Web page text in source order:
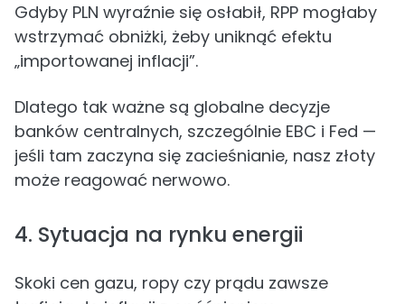
Gdyby PLN wyraźnie się osłabił, RPP mogłaby
wstrzymać obniżki, żeby uniknąć efektu
„importowanej inflacji”.
Dlatego tak ważne są globalne decyzje
banków centralnych, szczególnie EBC i Fed —
jeśli tam zaczyna się zacieśnianie, nasz złoty
może reagować nerwowo.
4. Sytuacja na rynku energii
Skoki cen gazu, ropy czy prądu zawsze